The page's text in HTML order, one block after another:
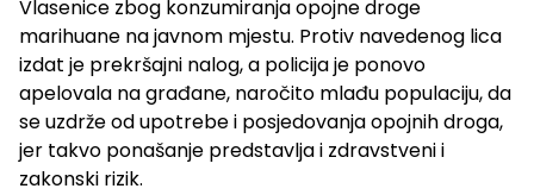
Vlasenice zbog konzumiranja opojne droge
marihuane na javnom mjestu. Protiv navedenog lica
izdat je prekršajni nalog, a policija je ponovo
apelovala na građane, naročito mlađu populaciju, da
se uzdrže od upotrebe i posjedovanja opojnih droga,
jer takvo ponašanje predstavlja i zdravstveni i
zakonski rizik.